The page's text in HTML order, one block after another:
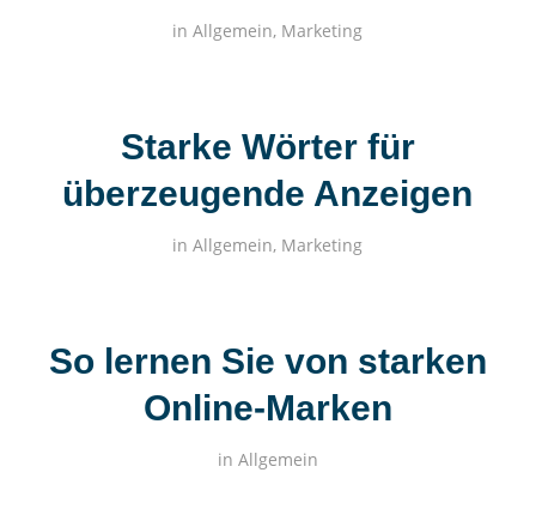
inAllgemein, Marketing
Starke Wörter für
überzeugende Anzeigen
inAllgemein, Marketing
So lernen Sie von starken
Online-Marken
in Allgemein